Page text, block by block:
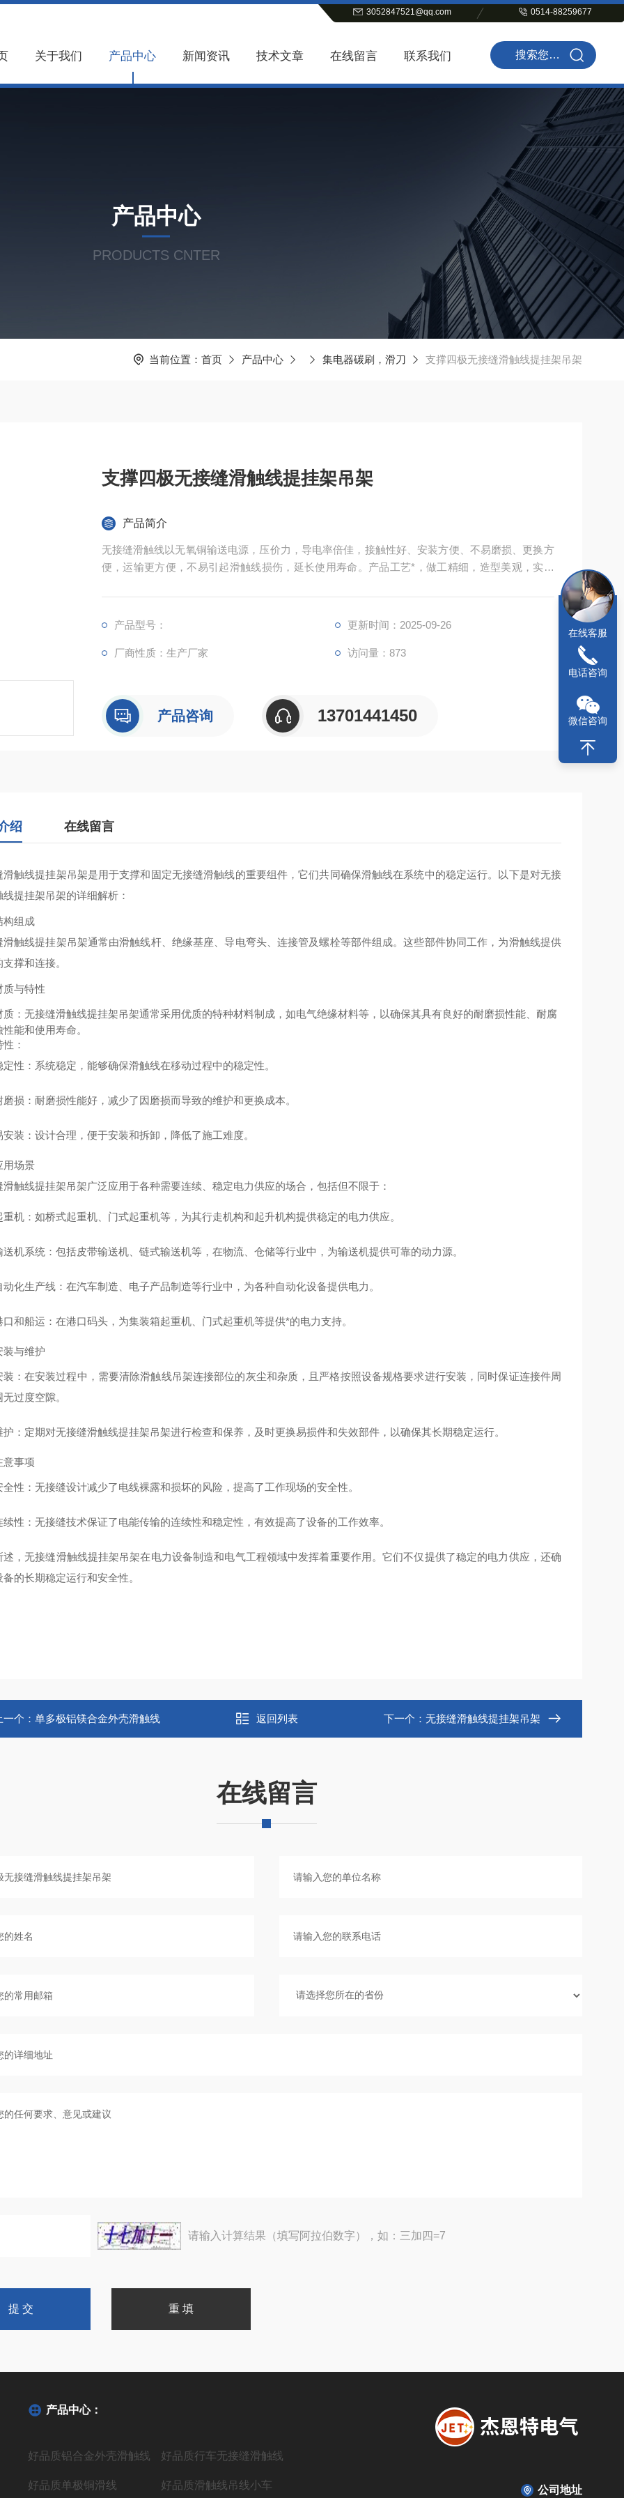
3052847521@qq.com 0514-88259677
关于我们 产品中心 新闻资讯 技术文章 在线留言 联系我们
产品中心
PRODUCTS CNTER
当前位置： 首页 产品中心 集电器碳刷，滑刀 支撑四极无接缝滑触线提挂架吊架
支撑四极无接缝滑触线提挂架吊架
产品简介
无接缝滑触线以无氧铜输送电源，压价力，导电率倍佳，接触性好、安装方便、不易磨损、更换方
便，运输更方便，不易引起滑触线损伤，延长使用寿命。产品工艺*，做工精细，造型美观，实属
产品型号：
更新时间：2025-09-26
厂商性质：生产厂家 访问量：873
产品咨询 13701441450
绍 在线留言
滑触线提挂架吊架是用于支撑和固定无接缝滑触线的重要组件，它们共同确保滑触线在系统中的稳定运行。以下是对无接
线提挂架吊架的详细解析：
构组成
滑触线提挂架吊架通常由滑触线杆、绝缘基座、导电弯头、连接管及螺栓等部件组成。这些部件协同工作，为滑触线提供
撑和连接。
质与特性
质：无接缝滑触线提挂架吊架通常采用优质的特种材料制成，如电气绝缘材料等，以确保其具有良好的耐磨损性能、耐腐
性能和使用寿命。
性 ：
定性 ：系统稳定，能够确保滑触线在移动过程中的稳定性。
磨损 ：耐磨损性能好，减少了因磨损而导致的维护和更换成本。
安装 ：设计合理，便于安装和拆卸，降低了施工难度。
用场景
滑触线提挂架吊架广泛应用于各种需要连续、稳定电力供应的场合，包括但不限于：
重机：如桥式起重机、门式起重机等，为其行走机构和起升机构提供稳定的电力供应。
送机系统：包括皮带输送机、链式输送机等，在物流、仓储等行业中，为输送机提供可靠的动力源。
动化生产线：在汽车制造、电子产品制造等行业中，为各种自动化设备提供电力。
口和船运 ：在港口码头，为集装箱起重机、门式起重机等提供*的电力支持。
装与维护
装 ：在安装过程中，需要清除滑触线吊架连接部位的灰尘和杂质，且严格按照设备规格要求进行安装，同时保证连接件周
无过度空隙。
护 ：定期对无接缝滑触线提挂架吊架进行检查和保养，及时更换易损件和失效部件，以确保其长期稳定运行。
意事项
全性 ：无接缝设计减少了电线裸露和损坏的风险，提高了工作现场的安全性。
续性 ：无接缝技术保证了电能传输的连续性和稳定性，有效提高了设备的工作效率。
述，无接缝滑触线提挂架吊架在电力设备制造和电气工程领域中发挥着重要作用。它们不仅提供了稳定的电力供应，还确
的长期稳定运行和安全性。
一个： 单多极铝镁合金外壳滑触线 返回列表 下一个： 无接缝滑触线提挂架吊架
在线留言
请输入计算结果（填写阿拉伯数字），如：三加四=7
产品中心：
好品质铝合金外壳滑触线 好品质行车无接缝滑触线
好品质单极铜滑线 好品质滑触线吊线小车 公司地址
在线客服
电话咨询
微信咨询